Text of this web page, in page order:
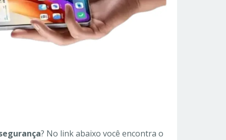
? No link abaixo você encontra o